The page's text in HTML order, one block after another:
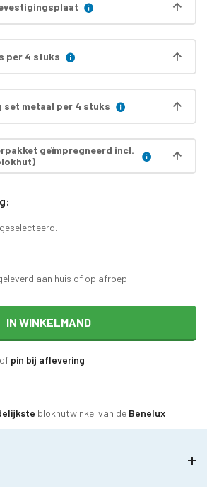
per 4 stuks
set metaal per 4 stuks
geïmpregneerd incl.
aan huis of op afroep
IN WINKELMAND
of pin bij aflevering
blokhutwinkel van de Benelux